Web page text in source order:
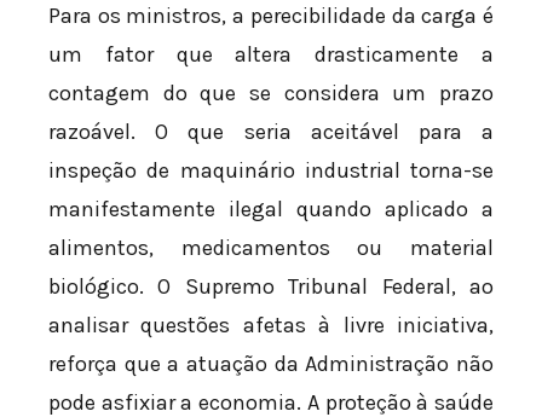
Para os ministros, a perecibilidade da carga é
um fator que altera drasticamente a
contagem do que se considera um prazo
razoável. O que seria aceitável para a
inspeção de maquinário industrial torna-se
manifestamente ilegal quando aplicado a
alimentos, medicamentos ou material
biológico. O Supremo Tribunal Federal, ao
analisar questões afetas à livre iniciativa,
reforça que a atuação da Administração não
pode asfixiar a economia. A proteção à saúde